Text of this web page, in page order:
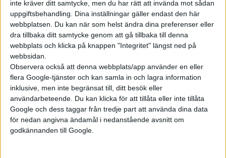
inte kräver ditt samtycke, men du har rätt att invända mot sådan
uppgiftsbehandling. Dina inställningar gäller endast den här
webbplatsen. Du kan när som helst ändra dina preferenser eller
dra tillbaka ditt samtycke genom att gå tillbaka till denna
webbplats och klicka på knappen "Integritet" längst ned på
webbsidan.
Observera också att denna webbplats/app använder en eller
flera Google-tjänster och kan samla in och lagra information
inklusive, men inte begränsat till, ditt besök eller
användarbeteende. Du kan klicka för att tillåta eller inte tillåta
Google och dess taggar från tredje part att använda dina data
för nedan angivna ändamål i nedanstående avsnitt om
godkännanden till Google.
5 aug 2026
Uppgift: då kommer Volvos nya eldrivna volymmodell EX50
5 aug 2026
Så räddar solceller tillverkningen av BMW iX3
Krönika: Laddningen blir dyrare i höst – grön energi enda
räddningen
5 aug 2026
LFP-batteri och kiselkarbid – A2 e-tron är Audis mest effektiva elbil
6 aug 2026
Helt enligt plan – nu byggs BMW i3